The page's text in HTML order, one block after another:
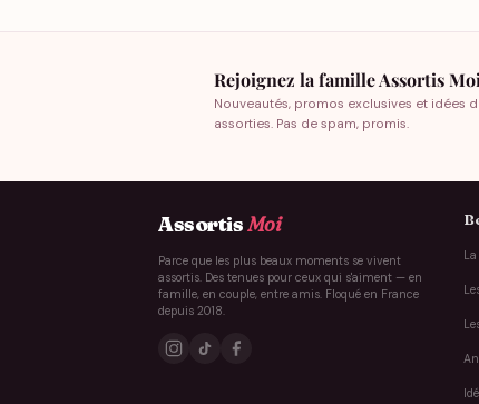
Rejoignez la famille Assortis
Nouveautés, promos exclusives et idées
assorties. Pas de spam, promis.
AssortisMoi
Parce que les plus beaux moments se vivent
assortis. Des tenues pour ceux qui s'aiment — en
famille, en couple, entre amis. Floqué en France
depuis 2018.